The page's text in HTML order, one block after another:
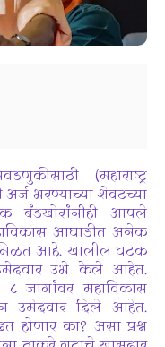
(महाराष्ट्र
भरण्याच्या शेवटच्या
बंडखोरांनीही आपले
आघाडीत अनेक
मिळत आहे. खालील घटक
उभे केले आहेत.
जागांवर महाविकास
उमेदवार दिले आहेत.
होणार का? असा प्रश्न